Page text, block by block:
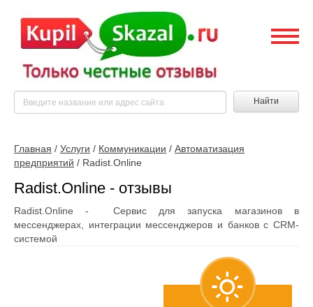
Найти
Главная / Услуги / Коммуникации / Автоматизация
предприятий / Radist.Online
Radist.Online - отзывы
Radist.Online - Сервис для запуска магазинов в
мессенджерах, интеграции мессенджеров и банков с CRM-
системой